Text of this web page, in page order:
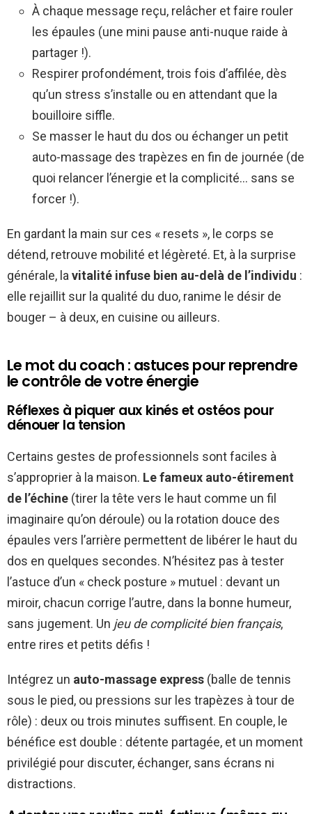
À chaque message reçu, relâcher et faire rouler
les épaules (une mini pause anti-nuque raide à
partager !).
Respirer profondément, trois fois d’affilée, dès
qu’un stress s’installe ou en attendant que la
bouilloire siffle.
Se masser le haut du dos ou échanger un petit
auto-massage des trapèzes en fin de journée (de
quoi relancer l’énergie et la complicité… sans se
forcer !).
En gardant la main sur ces « resets », le corps se
détend, retrouve mobilité et légèreté. Et, à la surprise
générale, la vitalité infuse bien au-delà de l’individu :
elle rejaillit sur la qualité du duo, ranime le désir de
bouger – à deux, en cuisine ou ailleurs.
Le mot du coach : astuces pour reprendre
le contrôle de votre énergie
Réflexes à piquer aux kinés et ostéos pour
dénouer la tension
Certains gestes de professionnels sont faciles à
s’approprier à la maison. Le fameux auto-étirement
de l’échine (tirer la tête vers le haut comme un fil
imaginaire qu’on déroule) ou la rotation douce des
épaules vers l’arrière permettent de libérer le haut du
dos en quelques secondes. N’hésitez pas à tester
l’astuce d’un « check posture » mutuel : devant un
miroir, chacun corrige l’autre, dans la bonne humeur,
sans jugement. Un jeu de complicité bien français,
entre rires et petits défis !
Intégrez un auto-massage express (balle de tennis
sous le pied, ou pressions sur les trapèzes à tour de
rôle) : deux ou trois minutes suffisent. En couple, le
bénéfice est double : détente partagée, et un moment
privilégié pour discuter, échanger, sans écrans ni
distractions.